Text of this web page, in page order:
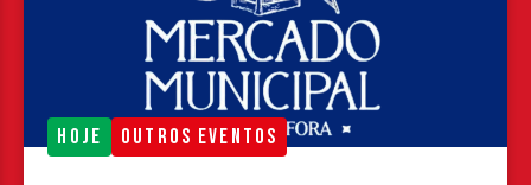
HOJE OUTROS EVENTOS